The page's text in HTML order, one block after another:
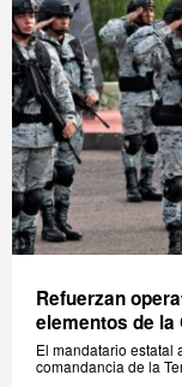
Refuerzan
elementos de la
El mandatario estatal
comandancia de la